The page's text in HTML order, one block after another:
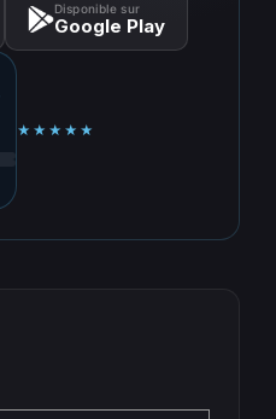
Disponible sur
Google Play
★★★★★